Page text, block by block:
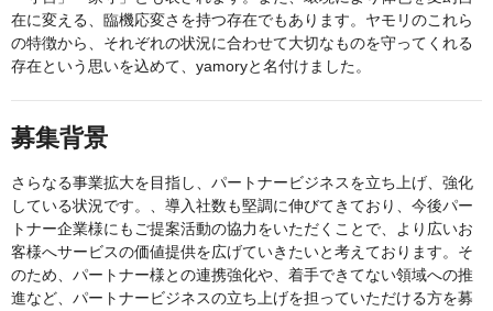
在に変える、臨機応変さを持つ存在でもあります。ヤモリのこれら
の特徴から、それぞれの状況に合わせて大切なものを守ってくれる
存在という思いを込めて、yamoryと名付けました。
募集背景
さらなる事業拡大を目指し、パートナービジネスを立ち上げ、強化
している状況です。、導入社数も堅調に伸びてきており、今後パー
トナー企業様にもご提案活動の協力をいただくことで、より広いお
客様へサービスの価値提供を広げていきたいと考えております。そ
のため、パートナー様との連携強化や、着手できてない領域への推
進など、パートナービジネスの立ち上げを担っていただける方を募